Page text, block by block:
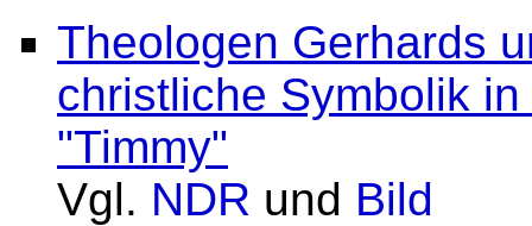
Theologen Gerhards
christliche Symbolik
"Timmy"
Vgl. NDR und Bild